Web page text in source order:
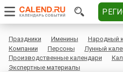
Праздники Именины Народный
Компании
Персоны
Лунный
Производственные календари
Экспертные материалы